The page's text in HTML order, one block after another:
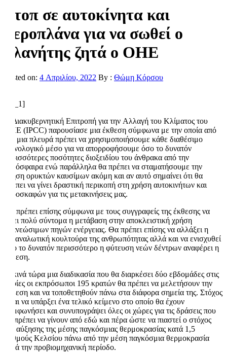
Στοπ σε αυτοκίνητα και
αεροπλάνα για να σωθεί ο
πλανήτης ζητά ο ΟΗΕ
Posted on: 4 Απριλίου, 2022 By : Θώμη Κόρσου
[ad_1]
Η Διακυβερνητική Επιτροπή για την Αλλαγή του Κλίματος του
ΟΗΕ (IPCC) παρουσίασε μια έκθεση σύμφωνα με την οποία από
την μια πλευρά πρέπει να χρησιμοποιήσουμε κάθε διαθέσιμο
τεχνολογικό μέσο για να απορροφήσουμε όσο το δυνατόν
περισσότερες ποσότητες διοξειδίου του άνθρακα από την
ατμόσφαιρα ενώ παράλληλα θα πρέπει να σταματήσουμε την
χρήση ορυκτών καυσίμων ακόμη και αν αυτό σημαίνει ότι θα
πρέπει να γίνει δραστική περικοπή στη χρήση αυτοκινήτων και
αεροσκαφών για τις μετακινήσεις μας.
Θα πρέπει επίσης σύμφωνα με τους συγγραφείς της έκθεσης να
γίνει πολύ σύντομα η μετάβαση στην αποκλειστική χρήση
ανανεώσιμων πηγών ενέργειας. Θα πρέπει επίσης να αλλάξει η
καταναλωτική κουλτούρα της ανθρωπότητας αλλά και να ενισχυθεί
όσο το δυνατόν περισσότερο η φύτευση νεών δέντρων αναφέρει η
έκθεση.
Ξεκινά τώρα μια διαδικασία που θα διαρκέσει δύο εβδομάδες στις
οποίες οι εκπρόσωποι 195 κρατών θα πρέπει να μελετήσουν την
έκθεση και να τοποθετηθούν πάνω στα διάφορα σημεία της. Στόχος
είναι να υπάρξει ένα τελικό κείμενο στο οποίο θα έχουν
συμφωνήσει και συνυπογράψει όλες οι χώρες για τις δράσεις που
θα πρέπει να γίνουν από εδώ και πέρα ώστε να πιαστεί ο στόχος
της αύξησης της μέσης παγκόσμιας θερμοκρασίας κατά 1,5
βαθμούς Κελσίου πάνω από την μέση παγκόσμια θερμοκρασία
κατά την προβιομηχανική περίοδο.